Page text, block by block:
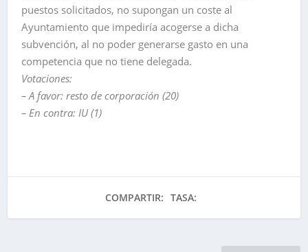
puestos solicitados, no supongan un coste al
Ayuntamiento que impediría acogerse a dicha
subvención, al no poder generarse gasto en una
competencia que no tiene delegada.
Votaciones:
– A favor: resto de corporación (20)
– En contra: IU (1)
COMPARTIR: TASA: